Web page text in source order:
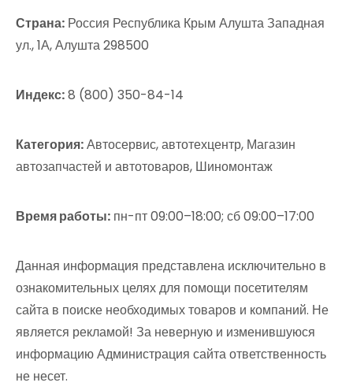
Страна: Россия Республика Крым Алушта Западная
ул., 1А, Алушта 298500
Индекс:8 (800) 350-84-14
Категория:Автосервис, автотехцентр, Магазин
автозапчастей и автотоваров, Шиномонтаж
Время работы: пн-пт 09:00–18:00; сб 09:00–17:00
Данная информация представлена исключительно в
ознакомительных целях для помощи посетителям
сайта в поиске необходимых товаров и компаний. Не
является рекламой! За неверную и изменившуюся
информацию Администрация сайта ответственность
не несет.